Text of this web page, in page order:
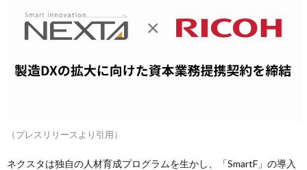
（プレスリリースより引用）
ネクスタは独自の人材育成プログラムを生かし、「SmartF」の導入